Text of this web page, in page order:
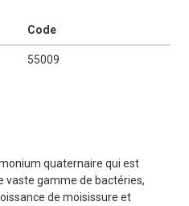
Code
55009
quaternaire qui est
vaste gamme de bactéries,
de moisissure et